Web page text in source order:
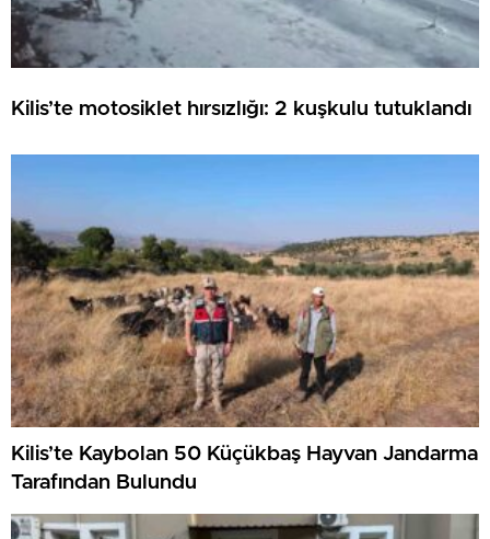
Kilis’te motosiklet hırsızlığı: 2 kuşkulu tutuklandı
Kilis’te Kaybolan 50 Küçükbaş Hayvan Jandarma
Tarafından Bulundu